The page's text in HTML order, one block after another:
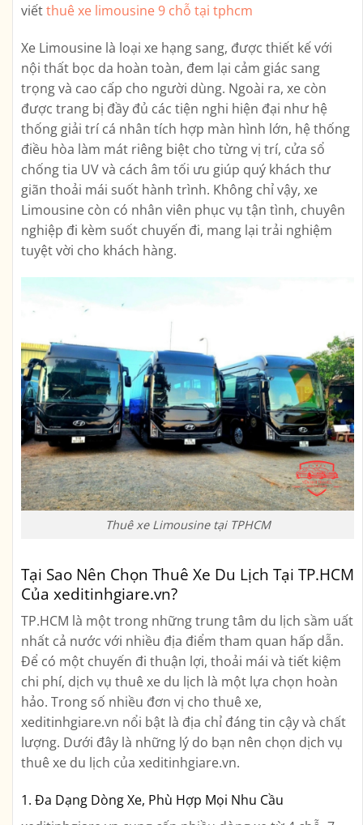
viếtthuê xe limousine 9 chỗ tại tphcm
Xe Limousine là loại xe hạng sang, được thiết kế với
nội thất bọc da hoàn toàn, đem lại cảm giác sang
trọng và cao cấp cho người dùng. Ngoài ra, xe còn
được trang bị đầy đủ các tiện nghi hiện đại như hệ
thống giải trí cá nhân tích hợp màn hình lớn, hệ thống
điều hòa làm mát riêng biệt cho từng vị trí, cửa sổ
chống tia UV và cách âm tối ưu giúp quý khách thư
giãn thoải mái suốt hành trình. Không chỉ vậy, xe
Limousine còn có nhân viên phục vụ tận tình, chuyên
nghiệp đi kèm suốt chuyến đi, mang lại trải nghiệm
tuyệt vời cho khách hàng.
Thuê xe Limousine tại TPHCM
Tại Sao Nên Chọn Thuê Xe Du Lịch Tại TP.HCM
Của xeditinhgiare.vn?
TP.HCM là một trong những trung tâm du lịch sầm uất
nhất cả nước với nhiều địa điểm tham quan hấp dẫn.
Để có một chuyến đi thuận lợi, thoải mái và tiết kiệm
chi phí, dịch vụ thuê xe du lịch là một lựa chọn hoàn
hảo. Trong số nhiều đơn vị cho thuê xe,
xeditinhgiare.vn nổi bật là địa chỉ đáng tin cậy và chất
lượng. Dưới đây là những lý do bạn nên chọn dịch vụ
thuê xe du lịch của xeditinhgiare.vn.
1. Đa Dạng Dòng Xe, Phù Hợp Mọi Nhu Cầu